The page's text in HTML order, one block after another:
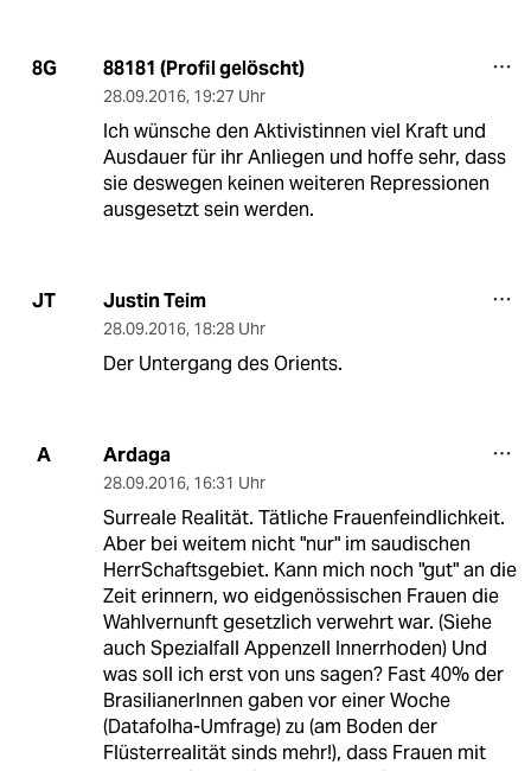
8G 88181 (Profil gelöscht)
28.09.2016, 19:27 Uhr
Ich wünsche den Aktivistinnen viel Kraft und
Ausdauer für ihr Anliegen und hoffe sehr, dass
sie deswegen keinen weiteren Repressionen
ausgesetzt sein werden.
JT Justin Teim
28.09.2016, 18:28 Uhr
Der Untergang des Orients.
A Ardaga
28.09.2016, 16:31 Uhr
Surreale Realität. Tätliche Frauenfeindlichkeit.
Aber bei weitem nicht "nur" im saudischen
HerrSchaftsgebiet. Kann mich noch "gut" an die
Zeit erinnern, wo eidgenössischen Frauen die
Wahlvernunft gesetzlich verwehrt war. (Siehe
auch Spezialfall Appenzell Innerrhoden) Und
was soll ich erst von uns sagen? Fast 40% der
BrasilianerInnen gaben vor einer Woche
(Datafolha-Umfrage) zu (am Boden der
Flüsterrealität sinds mehr!), dass Frauen mit